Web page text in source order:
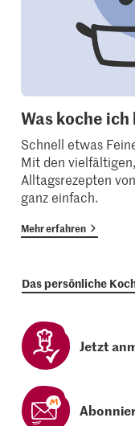
Was koche ich
Schnell etwas
Mit den
Alltagsrezepten
ganz einfach.
Mehr erfahren
Das persönliche
Jetzt